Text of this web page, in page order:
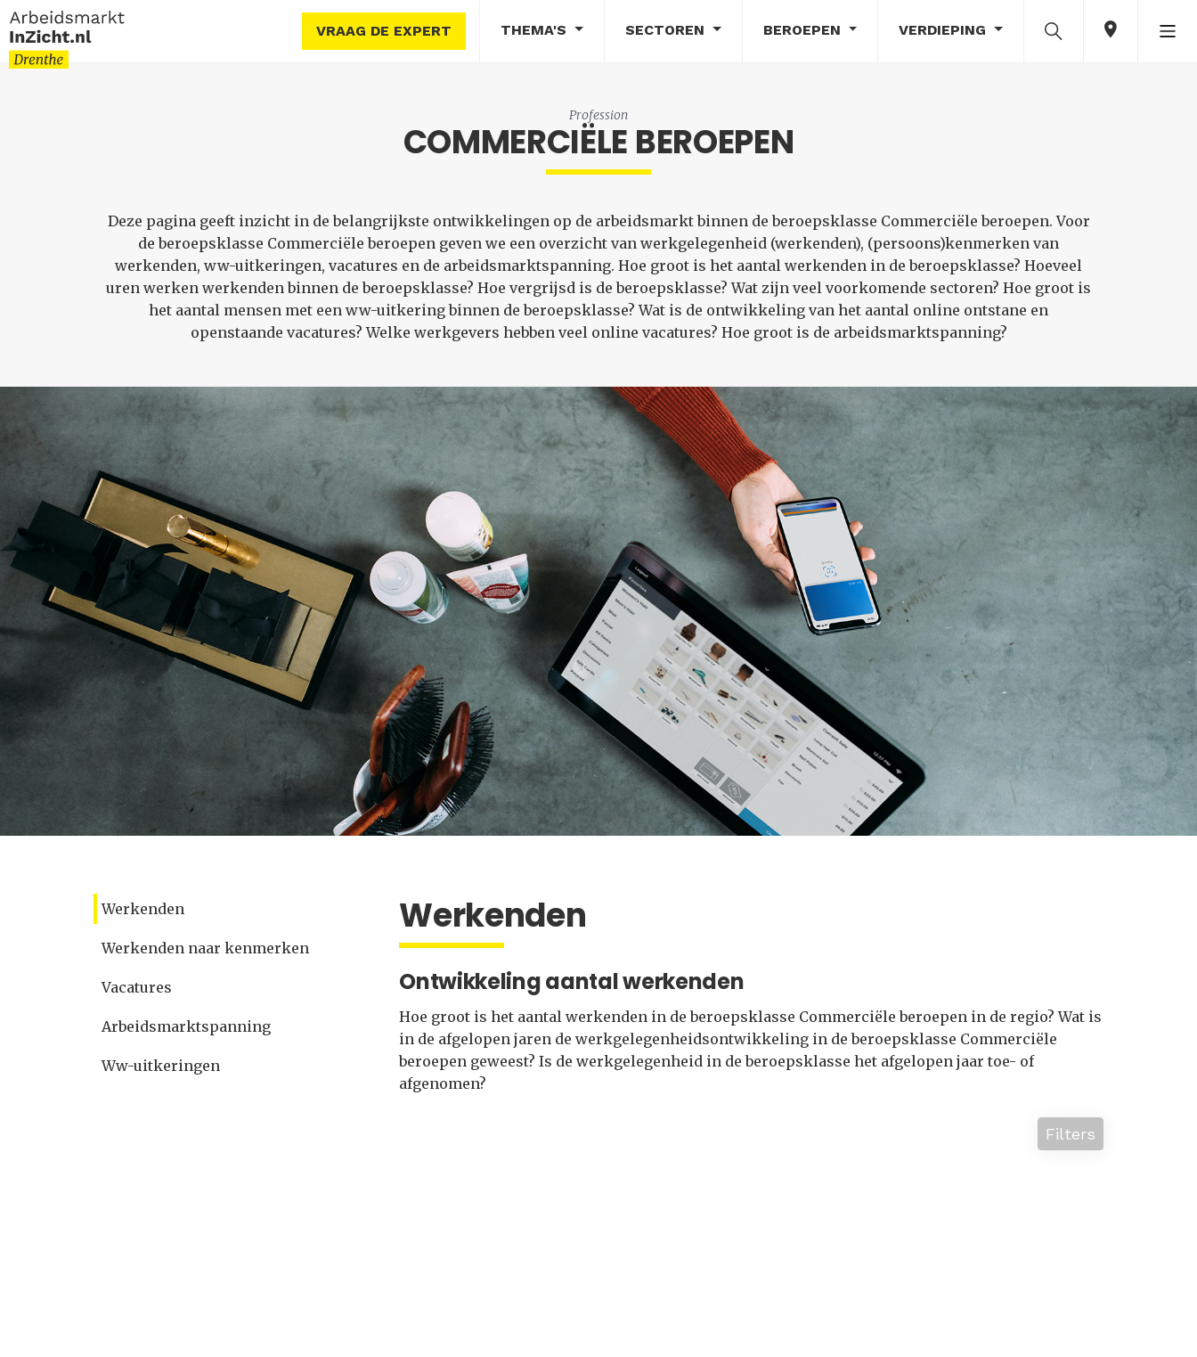
VRAAG DE EXPERT THEMA'S SECTOREN BEROEPEN VERDIEPING
Profession
COMMERCIËLE BEROEPEN
Deze pagina geeft inzicht in de belangrijkste ontwikkelingen op de arbeidsmarkt binnen de beroepsklasse Commerciële beroepen. Voor
de beroepsklasse Commerciële beroepen geven we een overzicht van werkgelegenheid (werkenden), (persoons)kenmerken van
werkenden, ww-uitkeringen, vacatures en de arbeidsmarktspanning. Hoe groot is het aantal werkenden in de beroepsklasse? Hoeveel
uren werken werkenden binnen de beroepsklasse? Hoe vergrijsd is de beroepsklasse? Wat zijn veel voorkomende sectoren? Hoe groot is
het aantal mensen met een ww-uitkering binnen de beroepsklasse? Wat is de ontwikkeling van het aantal online ontstane en
openstaande vacatures? Welke werkgevers hebben veel online vacatures? Hoe groot is de arbeidsmarktspanning?
Werkenden
Werkenden naar kenmerken
Vacatures
Arbeidsmarktspanning
Ww-uitkeringen
Werkenden
Ontwikkeling aantal werkenden
Hoe groot is het aantal werkenden in de beroepsklasse Commerciële beroepen in de regio? Wat is
in de afgelopen jaren de werkgelegenheidsontwikkeling in de beroepsklasse Commerciële
beroepen geweest? Is de werkgelegenheid in de beroepsklasse het afgelopen jaar toe- of
afgenomen?
Filters